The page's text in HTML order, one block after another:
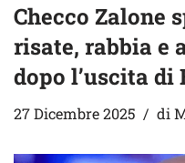
Checco Zalone
risate, rabbia e
dopo l’uscita di
27 Dicembre 2025 di